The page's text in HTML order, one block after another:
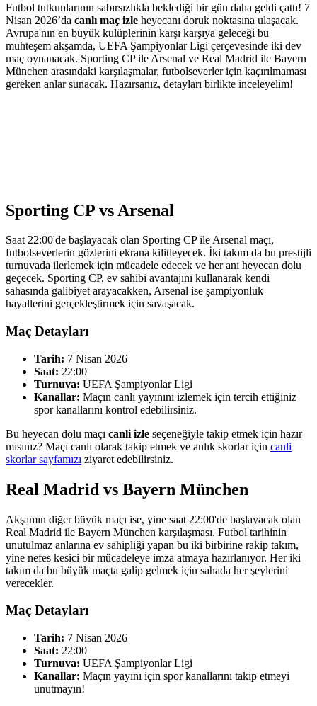
Futbol tutkunlarının sabırsızlıkla beklediği bir gün daha geldi çattı! 7
Nisan 2026’da canlı maç izle heyecanı doruk noktasına ulaşacak.
Avrupa'nın en büyük kulüplerinin karşı karşıya geleceği bu
muhteşem akşamda, UEFA Şampiyonlar Ligi çerçevesinde iki dev
maç oynanacak. Sporting CP ile Arsenal ve Real Madrid ile Bayern
München arasındaki karşılaşmalar, futbolseverler için kaçırılmaması
gereken anlar sunacak. Hazırsanız, detayları birlikte inceleyelim!
Sporting CP vs Arsenal
Saat 22:00'de başlayacak olan Sporting CP ile Arsenal maçı,
futbolseverlerin gözlerini ekrana kilitleyecek. İki takım da bu prestijli
turnuvada ilerlemek için mücadele edecek ve her anı heyecan dolu
geçecek. Sporting CP, ev sahibi avantajını kullanarak kendi
sahasında galibiyet arayacakken, Arsenal ise şampiyonluk
hayallerini gerçekleştirmek için savaşacak.
Maç Detayları
Tarih: 7 Nisan 2026
Saat: 22:00
Turnuva: UEFA Şampiyonlar Ligi
Kanallar: Maçın canlı yayınını izlemek için tercih ettiğiniz
spor kanallarını kontrol edebilirsiniz.
Bu heyecan dolu maçı canli izle seçeneğiyle takip etmek için hazır
mısınız? Maçı canlı olarak takip etmek ve anlık skorlar için canli
skorlar sayfamızı ziyaret edebilirsiniz.
Real Madrid vs Bayern München
Akşamın diğer büyük maçı ise, yine saat 22:00'de başlayacak olan
Real Madrid ile Bayern München karşılaşması. Futbol tarihinin
unutulmaz anlarına ev sahipliği yapan bu iki birbirine rakip takım,
yine nefes kesici bir mücadeleye imza atmaya hazırlanıyor. Her iki
takım da bu büyük maçta galip gelmek için sahada her şeylerini
verecekler.
Maç Detayları
Tarih: 7 Nisan 2026
Saat: 22:00
Turnuva: UEFA Şampiyonlar Ligi
Kanallar: Maçın yayını için spor kanallarını takip etmeyi
unutmayın!